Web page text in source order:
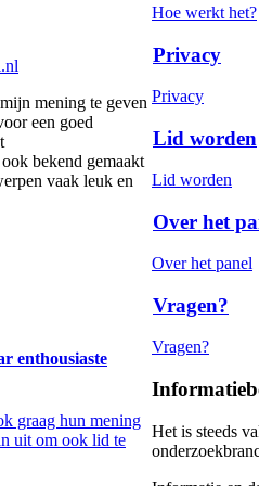
mening te geven
een goed
bekend gemaakt
vaak leuk en
enthousiaste
graag hun mening
uit om ook lid te
Hoe werkt het?
Privacy
Privacy
Lid worden
Lid worden
Over het
Over het panel
Vragen?
Vragen?
Het is steeds